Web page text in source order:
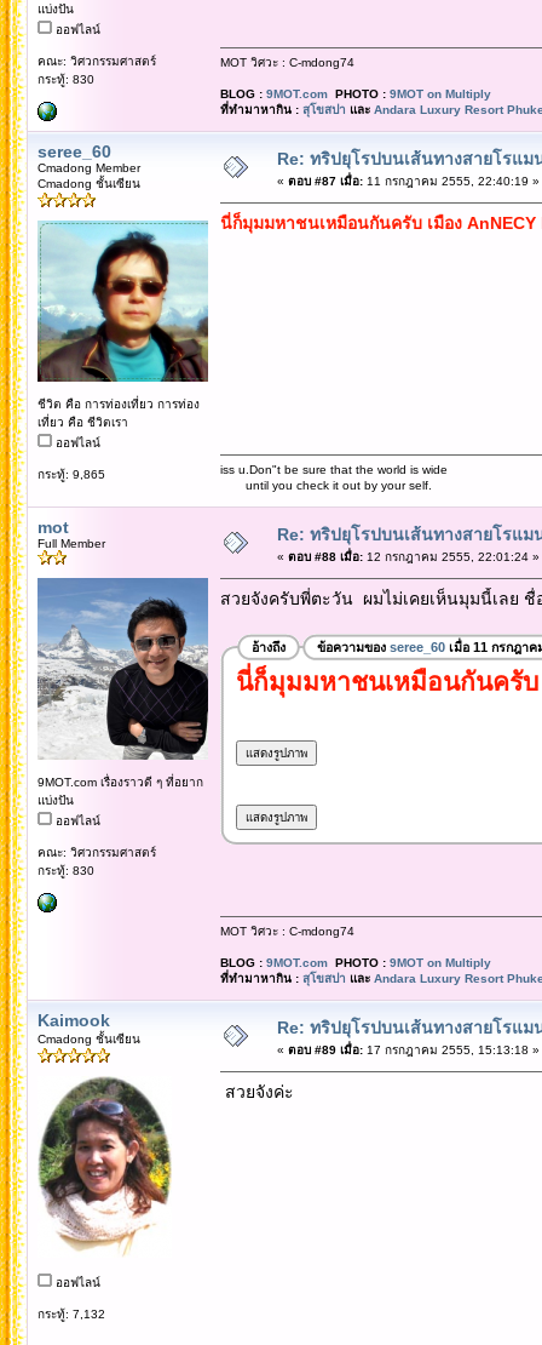
แบ่งปัน
ออฟไลน์
คณะ: วิศวกรรมศาสตร์
กระทู้: 830
MOT วิศวะ : C-mdong74
BLOG : 9MOT.comPHOTO : 9MOT on Multiply
ที่ทำมาหากิน : สุโขสปา และ Andara Luxury Resort
seree_60
Cmadong Member
Cmadong ชั้นเซียน
ชีวิต คือ การท่องเที่ยว การท่อง
เที่ยว คือ ชีวิตเรา
ออฟไลน์
กระทู้: 9,865
Re: ทริปยุโรปบนเส้นทางสายโรแม
« ตอบ #87 เมื่อ:11 กรกฎาคม 2555, 22:40:19 »
นี่ก็มุมมหาชนเหมือนกันครับ เมือง AnNECY
iss u.Don"t be sure that the world is wide
until you check it out by your self.
mot
Full Member
9MOT.com เรื่องราวดี ๆ ที่อยาก
แบ่งปัน
ออฟไลน์
คณะ: วิศวกรรมศาสตร์
กระทู้: 830
Re: ทริปยุโรปบนเส้นทางสายโรแม
« ตอบ #88 เมื่อ:12 กรกฎาคม 2555, 22:01:24 »
สวยจังครับพี่ตะวัน ผมไม่เคยเห็นมุมนี้เลย
อ้างถึง ข้อความของ seree_60เมื่อ 11 กรกฎาค
นี่ก็มุมมหาชนเหมือนกันครับ
MOT วิศวะ : C-mdong74
BLOG : 9MOT.comPHOTO : 9MOT on Multiply
ที่ทำมาหากิน : สุโขสปา และ Andara Luxury Resort
Kaimook
Cmadong ชั้นเซียน
ออฟไลน์
กระทู้: 7,132
Re: ทริปยุโรปบนเส้นทางสายโรแม
« ตอบ #89 เมื่อ:17 กรกฎาคม 2555, 15:13:18 »
สวยจังค่ะ